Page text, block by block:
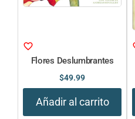
Flores Deslumbrantes
$49.99
Añadir al carrito